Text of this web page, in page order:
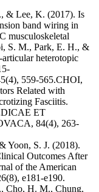
& Lee, K. (2017). Is
band wiring in
musculoskeletal
S. M., Park, E. H., &
heterotopic
559-565.CHOI,
Related with
Fasciitis.
ET
84(4), 263-
Yoon, S. J. (2018).
Outcomes After
of the American
e181-e190.
Cho, H. M., Chung,